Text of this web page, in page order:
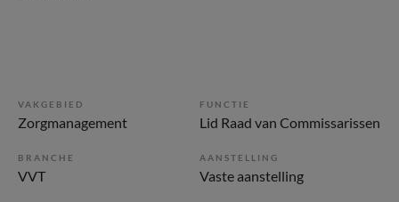
VAKGEBIED
Zorgmanagement
FUNCTIE
Lid Raad van Commissarissen
BRANCHE
VVT
AANSTELLING
Vaste aanstelling